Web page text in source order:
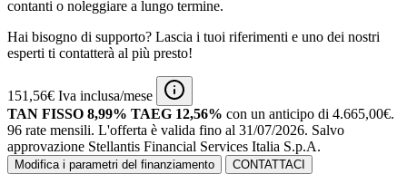
contanti o noleggiare a lungo termine.
Hai bisogno di supporto? Lascia i tuoi riferimenti e uno dei nostri
esperti ti contatterà al più presto!
151,56€ Iva inclusa/mese
TAN FISSO 8,99% TAEG 12,56% con un anticipo di 4.665,00€.
96 rate mensili. L'offerta è valida fino al 31/07/2026. Salvo
approvazione Stellantis Financial Services Italia S.p.A.
Modifica i parametri del finanziamento CONTATTACI